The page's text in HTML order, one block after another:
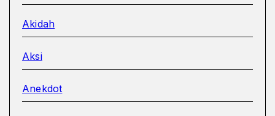
Akidah
Aksi
Anekdot